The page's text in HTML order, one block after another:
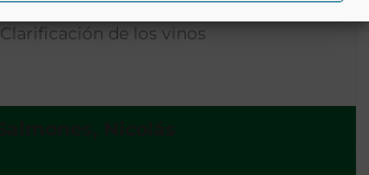
Clarificación de los vinos